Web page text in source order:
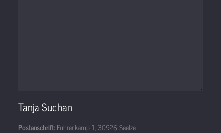
Tanja Suchan
Postanschrift: Fuhrenkamp 1, 30926 Seelze